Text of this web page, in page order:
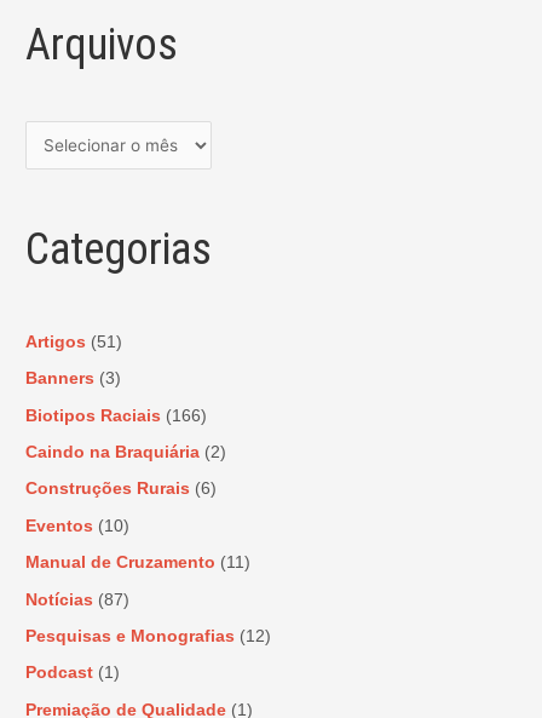
Arquivos
Categorias
Artigos (51)
Banners (3)
Biotipos Raciais (166)
Caindo na Braquiária (2)
Construções Rurais (6)
Eventos (10)
Manual de Cruzamento (11)
Notícias (87)
Pesquisas e Monografias (12)
Podcast (1)
Premiação de Qualidade (1)